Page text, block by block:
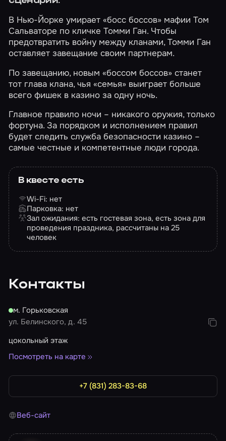
В Нью-Йорке умирает «босс боссов» мафии Том
Сальваторе по кличке Томми Ган. Чтобы
предотвратить войну между кланами, Томми Ган
оставляет завещание своим партнерам.
По завещанию, новым «боссом боссов» станет
тот глава клана, чья «семья» выиграет больше
всего фишек в казино за одну ночь.
Главное правило ночи – никакого оружия, только
фортуна. За порядком и исполнением правил
будет следить служба безопасности казино –
самые честные и компетентные люди города.
В квесте есть
Wi-Fi: нет
Парковка: нет
Зал ожидания: есть гостевая зона, есть зона для
проведения праздника, рассчитаны на 25
человек
Контакты
м. Горьковская
ул. Белинского, д. 45
цокольный этаж
Посмотреть на карте
+7 (831) 283-83-68
Веб-сайт